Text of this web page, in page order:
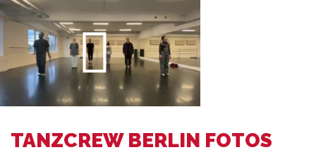
TANZCREW BERLIN FOTOS